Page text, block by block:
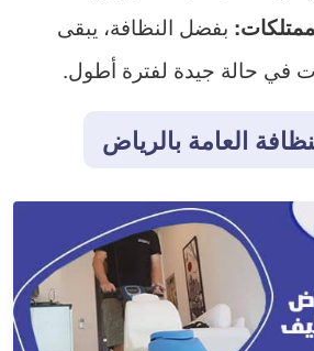
بفضل النظافة، يبقى
في حالة جيدة لفترة أطول.
العامة بالرياض